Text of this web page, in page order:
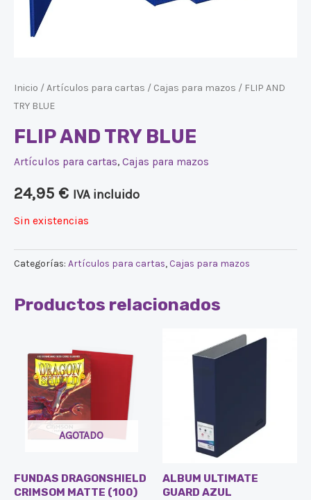
Inicio /Artículos para cartas / Cajas para mazos / FLIP AND
TRY BLUE
FLIP AND TRY BLUE
Artículos para cartas, Cajas para mazos
24,95 € IVA incluido
Sin existencias
Categorías: Artículos para cartas, Cajas para mazos
Productos relacionados
AGOTADO
FUNDAS DRAGONSHIELD
CRIMSOM MATTE (100)
ALBUM ULTIMATE
GUARD AZUL